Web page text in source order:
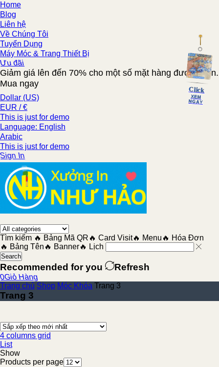
Home
Blog
Liên hệ
Về Chúng Tôi
Tuyển Dụng
Máy Móc & Trang Thiết Bị
đãi
Giảm giá lên đến 70% cho một số mặt hàng được chọn.
Mua ngay
Dollar (US)
EUR / €
This is just for demo
Language: English
Arabic
This is just for demo
In
Tìm kiếm 🔥 Bảng Mã QR 🔥 Card Visit🔥 Menu 🔥 Hóa Đơn
🔥 Bảng Tên 🔥 Banner🔥 Lịch
Search
Recommended for you Refresh
Giỏ Hàng
Trang chủ Shop Móc Khóa Trang 3
Trang 3
4 columns grid
List
Show
Products per page
Click
XEM
NGAY